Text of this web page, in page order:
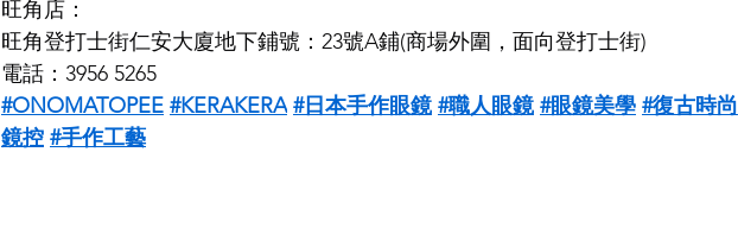
旺角店：
旺角登打士街仁安大廈地下鋪號：23號A鋪(商場外圍，面向登打士街)
電話：3956 5265
#ONOMATOPEE #KERAKERA #日本手作眼鏡 #職人眼鏡 #眼鏡美學 #復古時尚
鏡控 #手作工藝